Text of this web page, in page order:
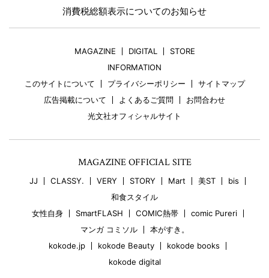
消費税総額表示についてのお知らせ
MAGAZINE DIGITAL
STORE
INFORMATION
このサイトについて
プライバシーポリシー
サイトマップ
広告掲載について
よくあるご質問
お問合わせ
光文社オフィシャルサイト
MAGAZINE OFFICIAL SITE
JJ CLASSY. VERY STORY Mart 美ST
bis
和食スタイル
女性自身
SmartFLASH COMIC熱帯
comic Pureri
マンガ コミソル
本がすき。
kokode.jp
kokode Beauty
kokode books
kokode digital